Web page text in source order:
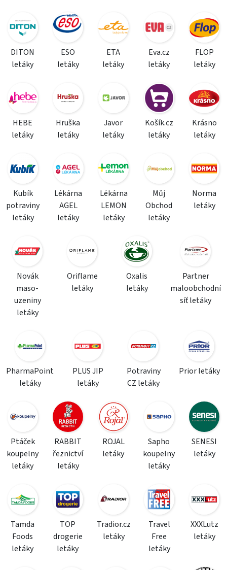
DITON
letáky
ESO
letáky
ETA
letáky
Eva.cz
letáky
FLOP
letáky
HEBE
letáky
Hruška
letáky
Javor
letáky
Košík.cz
letáky
Krásno
letáky
Kubík
potraviny
letáky
Lékárna
AGEL
letáky
Lékárna
LEMON
letáky
Můj
Obchod
letáky
Norma
letáky
Novák
maso-
uzeniny
letáky
Oriflame
letáky
Oxalis
letáky
Partner
maloobchodní
síť letáky
PharmaPoint
letáky
PLUS JIP
letáky
Potraviny
CZ letáky
Prior letáky
Ptáček
koupelny
letáky
RABBIT
řeznictví
letáky
ROJAL
letáky
Sapho
koupelny
letáky
SENESI
letáky
Tamda
Foods
letáky
TOP
drogerie
letáky
Tradior.cz
letáky
Travel
Free
letáky
XXXLutz
letáky